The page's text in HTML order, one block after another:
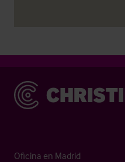
Christie & Co
Oficina en Madrid